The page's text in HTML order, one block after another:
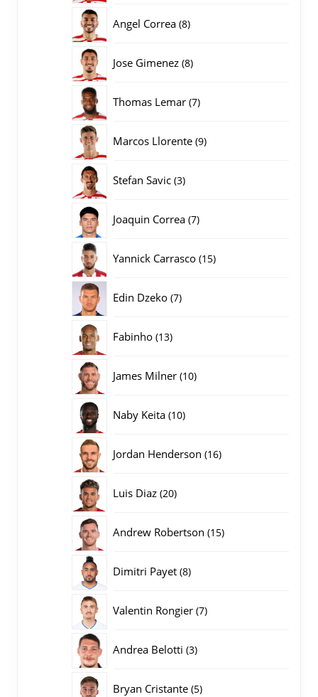
Angel Correa 88
Jose Gimenez 88
Thomas Lemar 77
Marcos Llorente 99
Stefan Savic 33
Joaquin Correa 77
Yannick Carrasco 1515
Edin Dzeko 77
Fabinho 1313
James Milner 1010
Naby Keita 1010
Jordan Henderson 1616
Luis Diaz 2020
Andrew Robertson 1515
Dimitri Payet 88
Valentin Rongier 77
Andrea Belotti 33
Bryan Cristante 55